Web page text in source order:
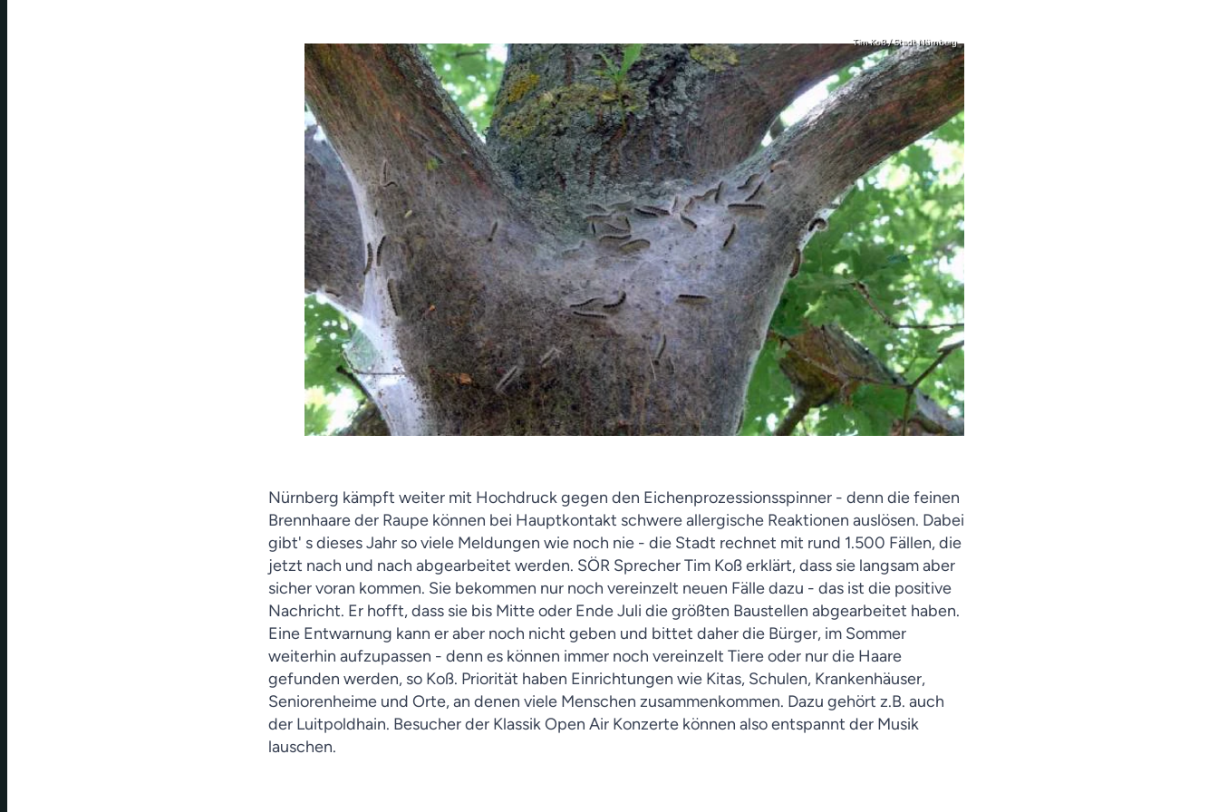
Tim Koß / Stadt Nürnberg
Nürnberg kämpft weiter mit Hochdruck gegen den Eichenprozessionsspinner - denn die feinen
Brennhaare der Raupe können bei Hauptkontakt schwere allergische Reaktionen auslösen. Dabei
gibt' s dieses Jahr so viele Meldungen wie noch nie - die Stadt rechnet mit rund 1.500 Fällen, die
jetzt nach und nach abgearbeitet werden. SÖR Sprecher Tim Koß erklärt, dass sie langsam aber
sicher voran kommen. Sie bekommen nur noch vereinzelt neuen Fälle dazu - das ist die positive
Nachricht. Er hofft, dass sie bis Mitte oder Ende Juli die größten Baustellen abgearbeitet haben.
Eine Entwarnung kann er aber noch nicht geben und bittet daher die Bürger, im Sommer
weiterhin aufzupassen - denn es können immer noch vereinzelt Tiere oder nur die Haare
gefunden werden, so Koß. Priorität haben Einrichtungen wie Kitas, Schulen, Krankenhäuser,
Seniorenheime und Orte, an denen viele Menschen zusammenkommen. Dazu gehört z.B. auch
der Luitpoldhain. Besucher der Klassik Open Air Konzerte können also entspannt der Musik
lauschen.